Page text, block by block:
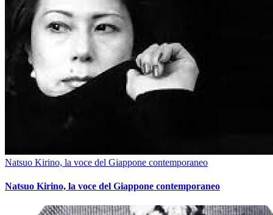
Natsuo Kirino, la voce del Giappone contemporaneo
Natsuo Kirino, la voce del Giappone contemporaneo